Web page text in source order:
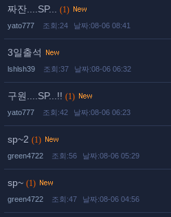
짜잔....SP... (1)
yato777 조회:24 날짜:08-06 08:41
3일출석
lshlsh39 조회:37 날짜:08-06 06:32
구원....SP...!! (1)
yato777 조회:42 날짜:08-06 06:23
sp~2 (1)
green4722 조회:56 날짜:08-06 05:29
sp~ (1)
green4722 조회:47 날짜:08-06 04:56